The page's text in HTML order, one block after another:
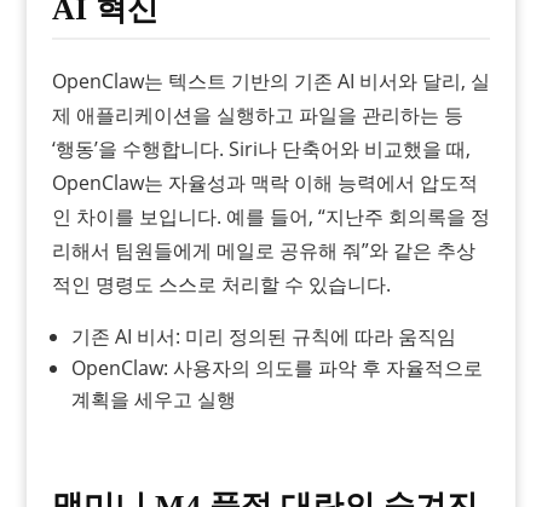
AI 혁신
OpenClaw는 텍스트 기반의 기존 AI 비서와 달리, 실
제 애플리케이션을 실행하고 파일을 관리하는 등
‘행동’을 수행합니다. Siri나 단축어와 비교했을 때,
OpenClaw는 자율성과 맥락 이해 능력에서 압도적
인 차이를 보입니다. 예를 들어, “지난주 회의록을 정
리해서 팀원들에게 메일로 공유해 줘”와 같은 추상
적인 명령도 스스로 처리할 수 있습니다.
기존 AI 비서: 미리 정의된 규칙에 따라 움직임
OpenClaw: 사용자의 의도를 파악 후 자율적으로
계획을 세우고 실행